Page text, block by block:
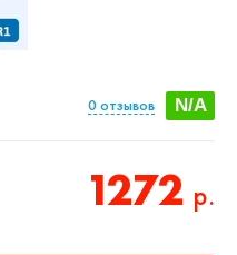
N/A
0 отзывов
1272 р.